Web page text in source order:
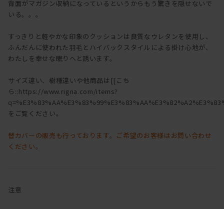
背面がマガジン収納になっているというからもう驚きを隠せないで
いる。。。
すっきりと軽やかな印象のクッションは良質なウレタンを使用し、
ふんだんに使われた羽毛とハイバックスタイルによる掛け心地が、
わたしを幸せな眠りへと誘います。
サイズ違い、樹種違いや他商品は[[こち
ら::https://www.rigna.com/items?
をご覧ください。
替カバーの販売も行っております。ご希望のお客様はお問い合わせ
ください。
注意